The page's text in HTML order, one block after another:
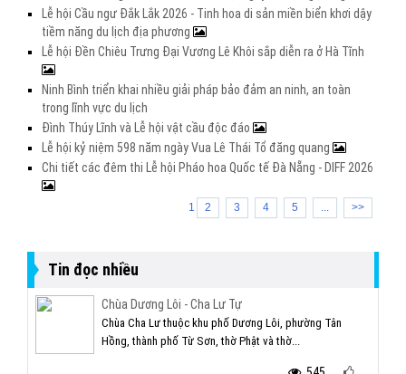
Lễ hội Cầu ngư Đắk Lắk 2026 - Tinh hoa di sản miền biển khơi dậy
tiềm năng du lịch địa phương
Lễ hội Đền Chiêu Trưng Đại Vương Lê Khôi sắp diễn ra ở Hà Tĩnh
Ninh Bình triển khai nhiều giải pháp bảo đảm an ninh, an toàn
trong lĩnh vực du lịch
Đình Thúy Lĩnh và Lễ hội vật cầu độc đáo
Lễ hội kỷ niệm 598 năm ngày Vua Lê Thái Tổ đăng quang
Chi tiết các đêm thi Lễ hội Pháo hoa Quốc tế Đà Nẵng - DIFF 2026
1 2 3 4 5 ... >>
Tin đọc nhiều
Chùa Dương Lôi - Cha Lư Tự
Chùa Cha Lư thuộc khu phố Dương Lôi, phường Tân
Hồng, thành phố Từ Sơn, thờ Phật và thờ...